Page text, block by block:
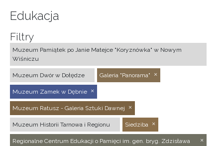
Edukacja
Filtry
Muzeum Pamiątek po Janie Matejce "Koryznówka" w Nowym
Wiśniczu
Muzeum Dwór w Dołędze Galeria "Panorama"
Muzeum Zamek w Dębnie
Muzeum Ratusz - Galeria Sztuki Dawnej
Muzeum Historii Tarnowa i Regionu Siedziba
Regionalne Centrum Edukacji o Pamięci im. gen. bryg. Zdzisława